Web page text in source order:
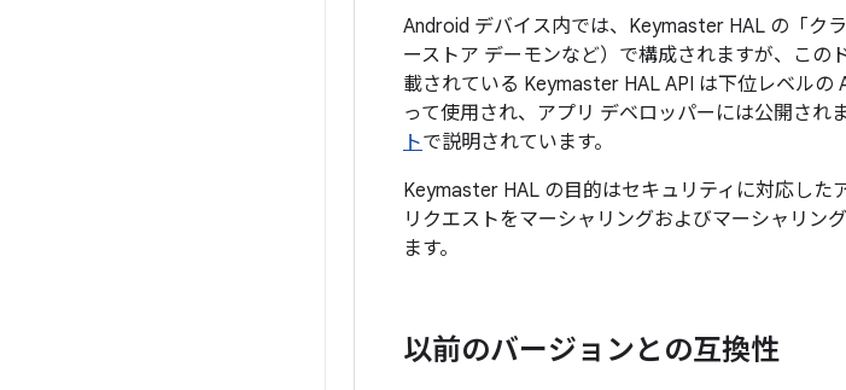
Android デバイス内では、Keymaster HAL の「ク
ーストア デーモンなど）で構成されますが、この
載されている Keymaster HAL API は下位レベル
って使用され、アプリ デベロッパーには公開され
トで説明されています。
Keymaster HAL の目的はセキュリティに対応し
リクエストをマーシャリングおよびマーシャリン
ます。
以前のバージョンとの互換性